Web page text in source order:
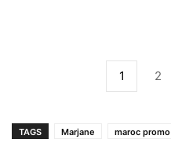
1 2
TAGS Marjane maroc promo